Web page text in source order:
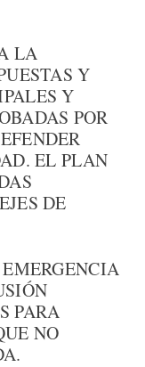
LA
Y
Y
POR
EL PLAN
DE
PARA
NO